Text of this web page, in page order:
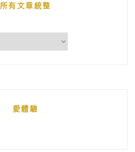
所有文章統整
愛體驗